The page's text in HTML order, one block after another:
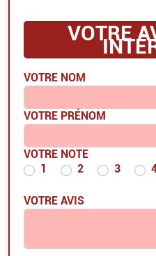
VOTRE
VOTRE NOM
VOTRE PRÉNOM
VOTRE NOTE
1
2 3
VOTRE AVIS